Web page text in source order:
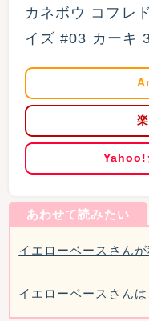
カネボウ コフレ
イズ #03 カーキ
Yahoo!
イエローベースさん
イエローベースさん